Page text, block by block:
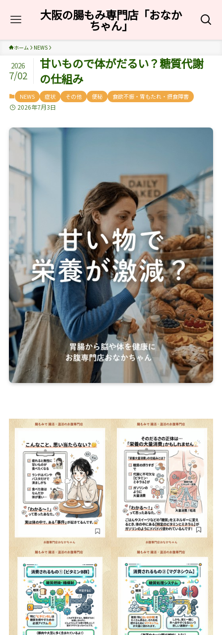
大阪の腸もみ専門店「おなか
ちゃん」
ホーム NEWS
甘いもので体がだるい？糖質代謝
の仕組み
2026
7/02
NEWS 症状 その他 便秘 食欲不振・胃もたれ・摂食障害
2026年7月3日